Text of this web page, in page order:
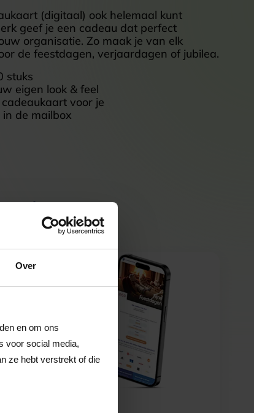
Over
en om ons
voor social media,
ze hebt verstrekt of die
(digitaal) ook helemaal kunt
geef je een cadeau dat perfect
organisatie. Zo maak je van elk
de feestdagen, verjaardagen of jubilea.
stuks
eigen look & feel
voor je
de mailbox